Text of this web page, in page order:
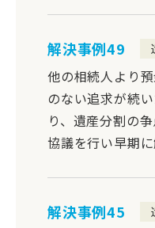
解決事例49
他の相続人より
のない追求が続
り、遺産分割の
協議を行い早期
解決事例45